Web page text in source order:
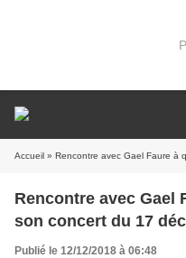
Accueil » Rencontre avec Gael Faure à
Rencontre avec Gael
son concert du 17
Publié le 12/12/2018 à 06:48